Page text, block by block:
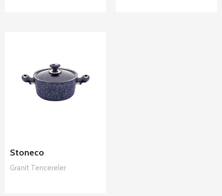
Stoneco
Granit
Tencereler
Stoneco
Granit Tencereler